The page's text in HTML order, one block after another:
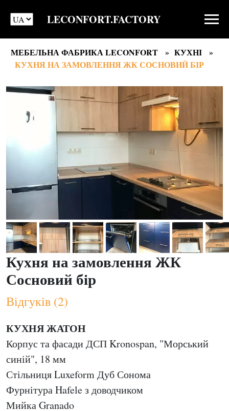
LECONFORT.FACTORY
МЕБЕЛЬНА ФАБРИКА LECONFORT
КУХНІ
КУХНЯ НА ЗАМОВЛЕННЯ ЖК СОСНОВИЙ БІР
Кухня на замовлення ЖК
Сосновий бір
Відгуків (2)
КУХНЯ ЖАТОН
Корпус та фасади ДСП Kronospan, "Морський
синій", 18 мм
Стільниця Luxeform Дуб Сонома
Фурнітура Hafele з доводчиком
Мийка Granado